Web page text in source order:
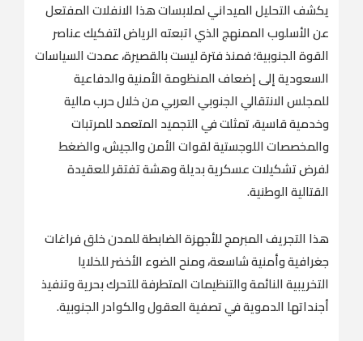
يكشف التحليل الميداني لملابسات هذا الانفلات المفتعل
عن الأسلوب الممنهج الذي اتبعته الرياض لتفكيك عناصر
القوة الجنوبية؛ فمنذ فترة ليست بالقصيرة، عمدت السياسات
السعودية إلى إضعاف المنظومة الأمنية والدفاعية
للمجلس الانتقالي الجنوبي العربي من خلال حرب مالية
وخدمية قاسية، تمثلت في التجميد المتعمد للمرتبات
والمخصصات اللوجستية لقوات الأمن والجيش، والضغط
لفرض تشكيلات عسكرية بديلة وهشة تفتقر للعقيدة
القتالية الوطنية.
هذا التجريف المبرمج للأجهزة الضابطة للمدن خلق فراغات
جغرافية وأمنية شاسعة، ومنح الضوء الأخضر للخلايا
التخريبية النائمة والتنظيمات المتطرفة للتحرك بحرية وتنفيذ
أجنداتها الدموية في تصفية العقول والكوادر الجنوبية.